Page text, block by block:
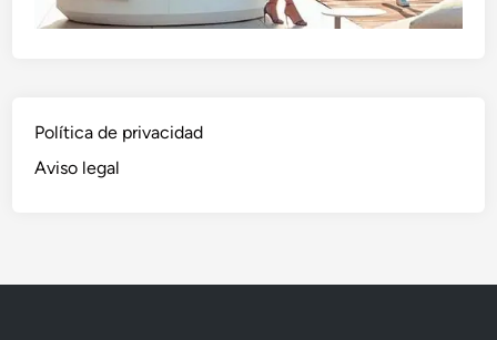
Política de privacidad
Aviso legal